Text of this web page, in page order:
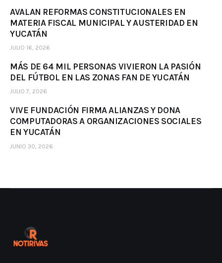
AVALAN REFORMAS CONSTITUCIONALES EN
MATERIA FISCAL MUNICIPAL Y AUSTERIDAD EN
YUCATÁN
JULIO 16, 2026
MÁS DE 64 MIL PERSONAS VIVIERON LA PASIÓN
DEL FÚTBOL EN LAS ZONAS FAN DE YUCATÁN
JULIO 7, 2026
VIVE FUNDACIÓN FIRMA ALIANZAS Y DONA
COMPUTADORAS A ORGANIZACIONES SOCIALES
EN YUCATÁN
JUNIO 30, 2026